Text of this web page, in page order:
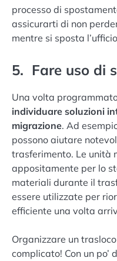
processo di
assicurarti di non
mentre si sposta
5. Fare uso di
Una volta
individuare soluzioni
migrazione. Ad
possono aiutare
trasferimento. Le unità
appositamente per lo
materiali durante il
essere utilizzate per
efficiente una volta
Organizzare un
complicato! Con un po’